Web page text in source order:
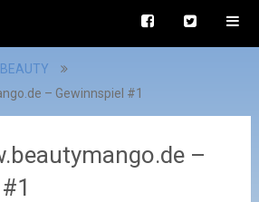
BEAUTY
– Gewinnspiel #1
–